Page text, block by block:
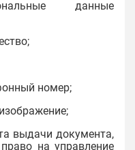
данные
номер;
выдачи документа,
на управление